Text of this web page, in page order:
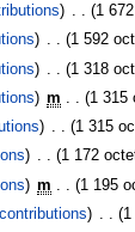
) . . (1
) . . (1 592
) (1 318
) ‎m (1 315
) . . (1 315
) . . (1 172
) ‎m (1 195
contributions)